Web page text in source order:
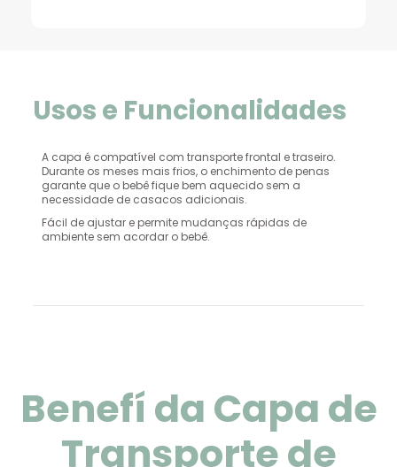
Usos e Funcionalidades
A capa é compatível com transporte frontal e traseiro.
Durante os meses mais frios, o enchimento de penas
garante que o bebê fique bem aquecido sem a
necessidade de casacos adicionais.
Fácil de ajustar e permite mudanças rápidas de
ambiente sem acordar o bebê.
Benefíciosda
Capa de